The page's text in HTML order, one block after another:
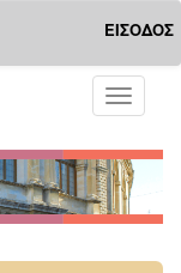
ΕΙΣΟΔΟΣ
Toggle